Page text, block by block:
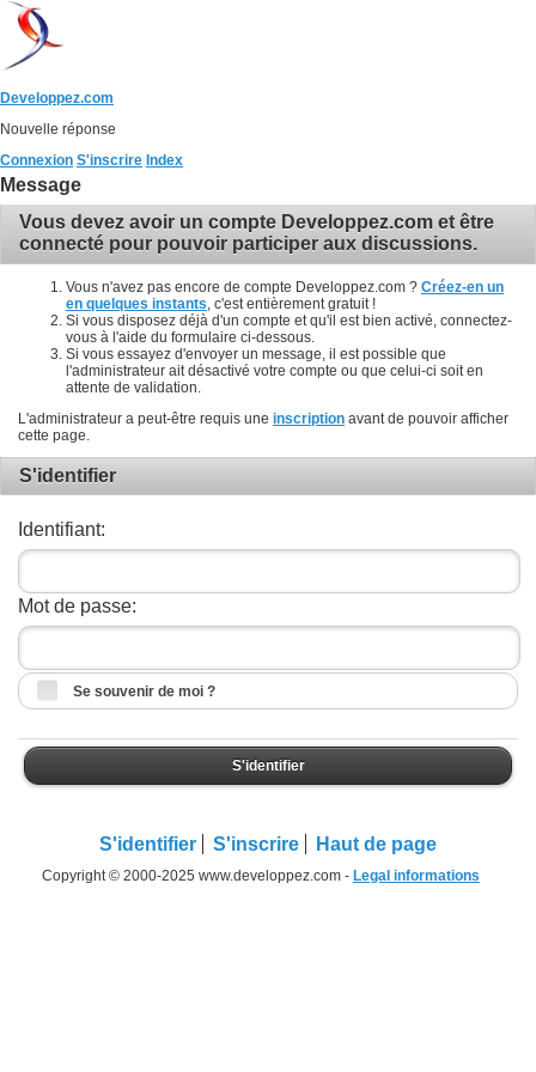
Developpez.com
Nouvelle réponse
Connexion S'inscrire Index
Message
Vous devez avoir un compte Developpez.com et être
connecté pour pouvoir participer aux discussions.
Vous n'avez pas encore de compte Developpez.com ? Créez-en un
en quelques instants , c'est entièrement gratuit !
Si vous disposez déjà d'un compte et qu'il est bien activé, connectez-
vous à l'aide du formulaire ci-dessous.
Si vous essayez d'envoyer un message, il est possible que
l'administrateur ait désactivé votre compte ou que celui-ci soit en
attente de validation.
L'administrateur a peut-être requis une inscription avant de pouvoir afficher
cette page.
S'identifier
Identifiant:
Mot de passe:
Se souvenir de moi ?
S'identifier
S'identifier S'inscrire Haut de page
Copyright © 2000-2025 www.developpez.com - Legal informations